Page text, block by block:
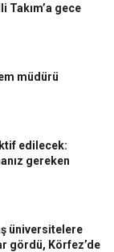
Takım’a gece
müdürü
edilecek:
gereken
üniversitelere
gördü, Körfez’de